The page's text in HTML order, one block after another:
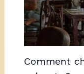
Comment